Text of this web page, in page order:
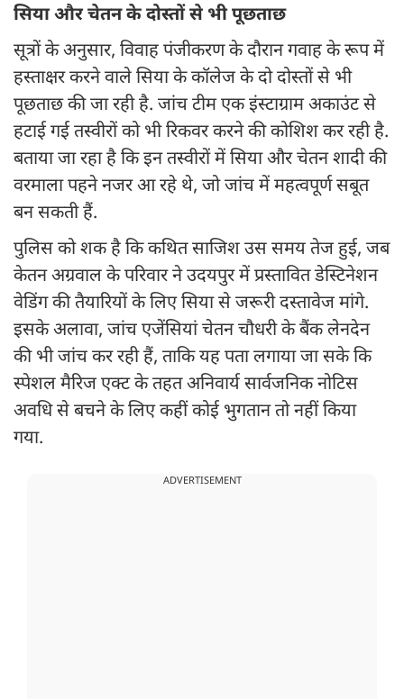
सिया और चेतन के दोस्तों से भी पूछताछ
सूत्रों के अनुसार, विवाह पंजीकरण के दौरान गवाह के रूप में
हस्ताक्षर करने वाले सिया के कॉलेज के दो दोस्तों से भी
पूछताछ की जा रही है. जांच टीम एक इंस्टाग्राम अकाउंट से
हटाई गई तस्वीरों को भी रिकवर करने की कोशिश कर रही है.
बताया जा रहा है कि इन तस्वीरों में सिया और चेतन शादी की
वरमाला पहने नजर आ रहे थे, जो जांच में महत्वपूर्ण सबूत
बन सकती हैं.
पुलिस को शक है कि कथित साजिश उस समय तेज हुई, जब
केतन अग्रवाल के परिवार ने उदयपुर में प्रस्तावित डेस्टिनेशन
वेडिंग की तैयारियों के लिए सिया से जरूरी दस्तावेज मांगे.
इसके अलावा, जांच एजेंसियां चेतन चौधरी के बैंक लेनदेन
की भी जांच कर रही हैं, ताकि यह पता लगाया जा सके कि
स्पेशल मैरिज एक्ट के तहत अनिवार्य सार्वजनिक नोटिस
अवधि से बचने के लिए कहीं कोई भुगतान तो नहीं किया
गया.
ADVERTISEMENT